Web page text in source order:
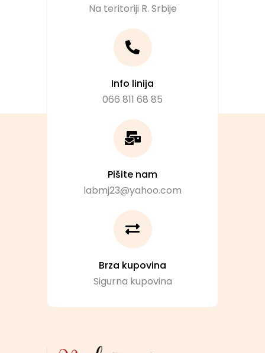
Na teritoriji R. Srbije
Info linija
066 811 68 85
Pišite nam
labmj23@yahoo.com
Brza kupovina
Sigurna kupovina